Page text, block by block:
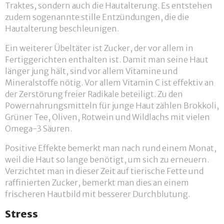
Traktes, sondern auch die Hautalterung. Es entstehen
zudem sogenannte stille Entzündungen, die die
Hautalterung beschleunigen.
Ein weiterer Übeltäter ist Zucker, der vor allem in
Fertiggerichten enthalten ist. Damit man seine Haut
länger jung hält, sind vor allem Vitamine und
Mineralstoffe nötig. Vor allem Vitamin C ist effektiv an
der Zerstörung freier Radikale beteiligt. Zu den
Powernahrungsmitteln für junge Haut zählen Brokkoli,
Grüner Tee, Oliven, Rotwein und Wildlachs mit vielen
Omega-3 Säuren.
Positive Effekte bemerkt man nach rund einem Monat,
weil die Haut so lange benötigt, um sich zu erneuern.
Verzichtet man in dieser Zeit auf tierische Fette und
raffinierten Zucker, bemerkt man dies an einem
frischeren Hautbild mit besserer Durchblutung.
Stress